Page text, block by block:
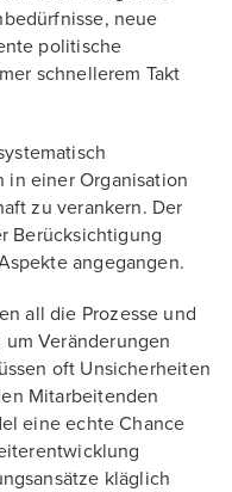
neue
politische
schnellerem Takt
in einer Organisation
zu verankern. Der
Berücksichtigung
angegangen.
all die Prozesse und
Veränderungen
oft Unsicherheiten
Mitarbeitenden
eine echte Chance
kläglich